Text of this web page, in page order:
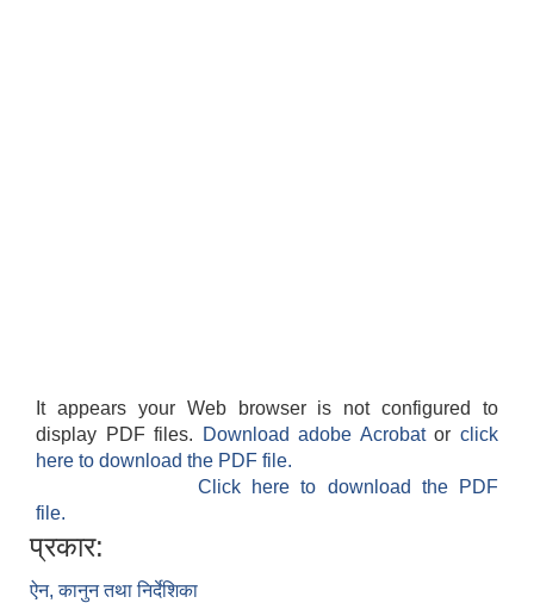
It appears your Web browser is not configured to
display PDF files.
Download adobe Acrobatorclick
here to download the PDF file.
Click here to download the PDF
file.
प्रकार:
ऐन, कानुन तथा निर्देशिका